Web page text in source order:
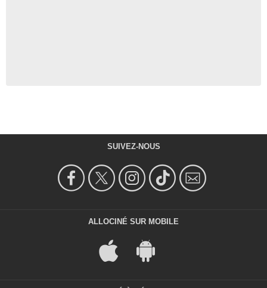
SUIVEZ-NOUS
ALLOCINÉ SUR MOBILE